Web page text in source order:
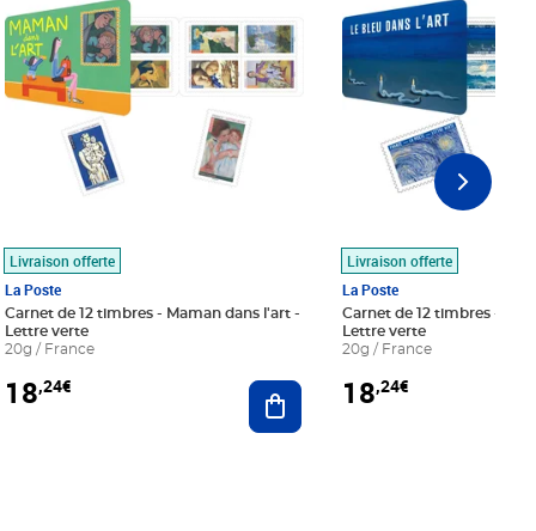
au panier
Livraison offerte
La Poste
Carnet de 12 timbres - Maman dans l'art -
Lettre verte
20g / France
18,24€ Ajouter au panier
Livraison offerte
La Poste
Carnet de 12 timbres - Le
Lettre verte
20g / France
18,24€